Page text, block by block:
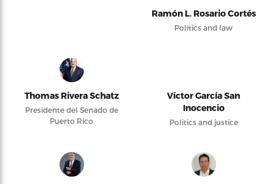
Ramón L. Rosario Cortés
Politics and law
Thomas Rivera Schatz
Presidente del Senado de
Puerto Rico
Víctor García San
Inocencio
Politics and justice